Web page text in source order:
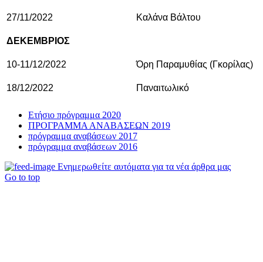
27/11/2022 Καλάνα Βάλτου
ΔΕΚΕΜΒΡΙΟΣ
10-11/12/2022 Όρη Παραμυθίας (Γκορίλας)
18/12/2022 Παναιτωλικό
Ετήσιο πρόγραμμα 2020
ΠΡΟΓΡΑΜΜΑ ΑΝΑΒΑΣΕΩΝ 2019
πρόγραμμα αναβάσεων 2017
πρόγραμμα αναβάσεων 2016
Ενημερωθείτε αυτόματα για τα νέα άρθρα μας
Go to top